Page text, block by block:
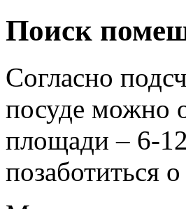
Поиск
Согласно
посуде можно
площади – 6-
позаботиться